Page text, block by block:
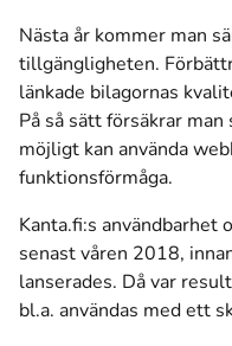
Nästa år kommer man
tillgängligheten.
länkade bilagornas
På så sätt försäkrar
möjligt kan använda
funktionsförmåga.
Kanta.fi:s användbarhet
senast våren 2018,
lanserades. Då var
bl.a. användas med ett